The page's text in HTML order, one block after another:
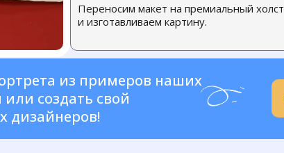
Переносим макет на премиальный холст
и изготавливаем картину.
из примеров наших
создать свой
дизайнеров!